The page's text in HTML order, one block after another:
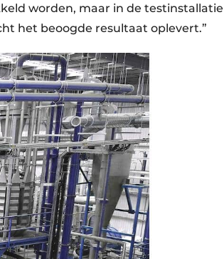
worden, maar in de testinstallatie
het beoogde resultaat oplevert.”